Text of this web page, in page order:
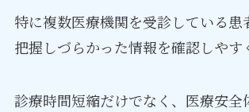
特に複数医療機関を受診している患
把握しづらかった情報を確認しやす
診療時間短縮だけでなく、医療安全